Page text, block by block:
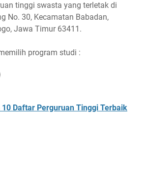
tinggi swasta yang terletak di
No. 30, Kecamatan Babadan,
Jawa Timur 63411.
program studi :
10 Daftar Perguruan Tinggi Terbaik